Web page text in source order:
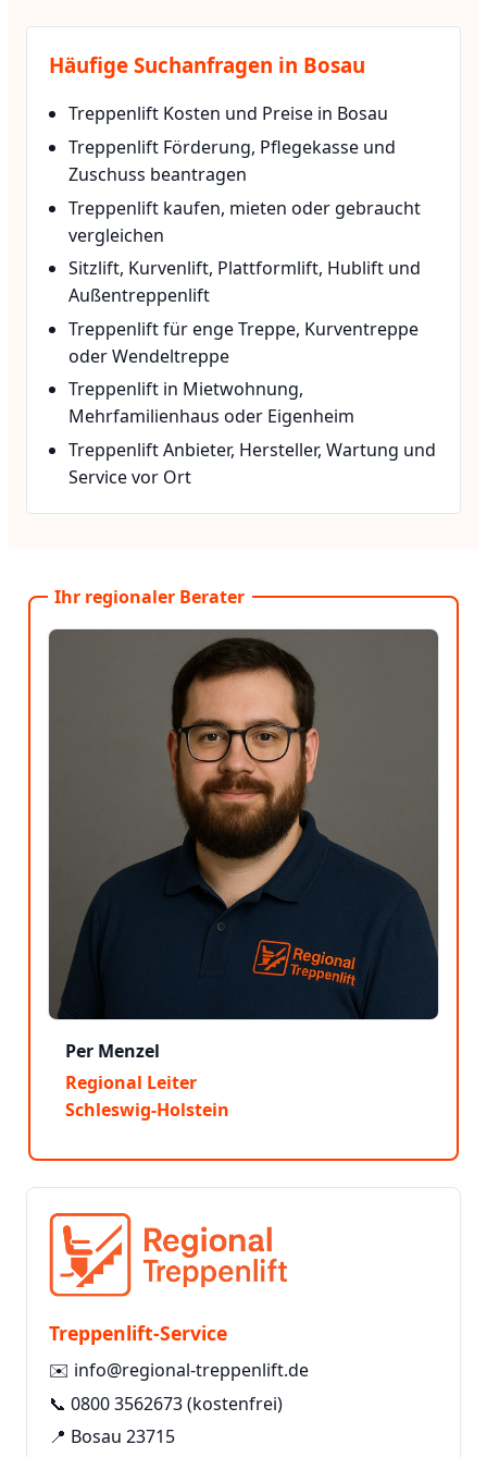
Häufige Suchanfragen in Bosau
Treppenlift Kosten und Preise in Bosau
Treppenlift Förderung, Pflegekasse und
Zuschuss beantragen
Treppenlift kaufen, mieten oder gebraucht
vergleichen
Sitzlift, Kurvenlift, Plattformlift, Hublift und
Außentreppenlift
Treppenlift für enge Treppe, Kurventreppe
oder Wendeltreppe
Treppenlift in Mietwohnung,
Mehrfamilienhaus oder Eigenheim
Treppenlift Anbieter, Hersteller, Wartung und
Service vor Ort
Ihr regionaler Berater
Per Menzel
Regional Leiter
Schleswig-Holstein
Treppenlift-Service
✉️ info@regional-treppenlift.de
📞 0800 3562673(kostenfrei)
📍 Bosau 23715